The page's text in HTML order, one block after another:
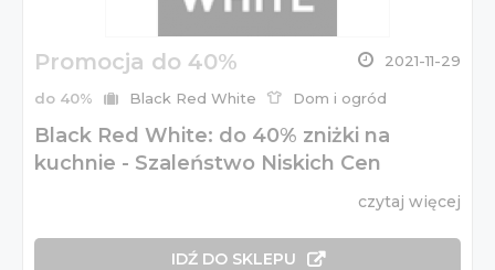
Promocja do 40% 2021-11-29
do 40% Black Red White Dom i ogród
Black Red White: do 40% zniżki na
kuchnie - Szaleństwo Niskich Cen
czytaj więcej
IDŹ DO SKLEPU